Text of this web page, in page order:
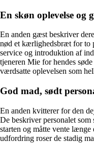
En skøn oplevelse og
En anden gæst beskriver
nød et kærlighedsbræt for to
service og introduktion af
tjeneren Mie for hendes
værdsatte oplevelsen som
God mad, sødt
En anden kvitterer for den
De beskriver personalet som
starten og måtte vente længe
udfordring roser de stadig